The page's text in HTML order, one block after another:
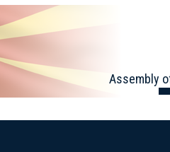
Assembly